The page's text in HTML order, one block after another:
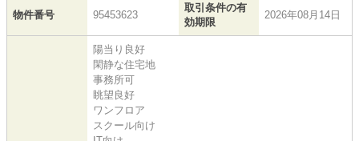
物件番号 95453623
取引条件の有
効期限
2026年08月14日
陽当り良好
閑静な住宅地
事務所可
眺望良好
ワンフロア
スクール向け